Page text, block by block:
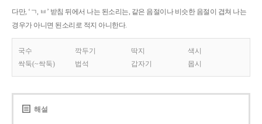
다만, ‘ㄱ, ㅂ’ 받침 뒤에서 나는 된소리는, 같은 음절이나 비슷한 음절이 겹쳐 나는
경우가 아니면 된소리로 적지 아니한다.
국수 깍두기 딱지
색시
싹둑(~싹둑)
법석 갑자기 몹시
해설